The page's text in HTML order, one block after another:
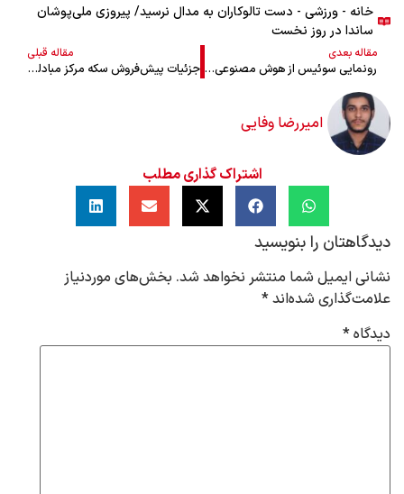
خانه - ورزشی - دست تالوکاران به مدال نرسید/ پیروزی ملی‌پوشان
ساندا در روز نخست
مقاله بعدی
رونمایی سوئیس از هوش مصنوعی متن باز جدید
مقاله قبلی
جزئیات پیش‌فروش سکه مرکز مبادله اعلام شد
امیررضا وفایی
اشتراک گذاری مطلب
دیدگاهتان را بنویسید
نشانی ایمیل شما منتشر نخواهد شد. بخش‌های موردنیاز
علامت‌گذاری شده‌اند*
دیدگاه*